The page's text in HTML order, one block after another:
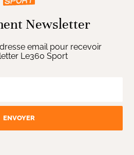
Newsletter
email pour recevoir
Le360 Sport
ENVOYER